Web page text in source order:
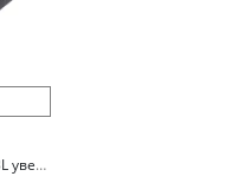
Зонт складной мужской Popular 1243L увеличенный купол